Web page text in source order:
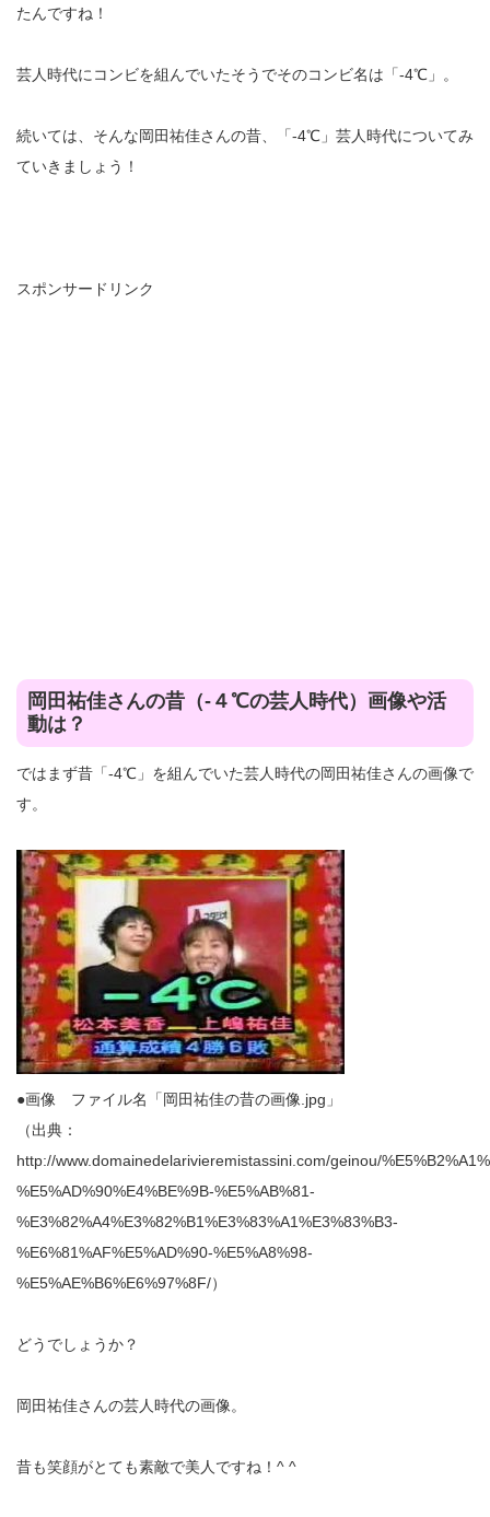
たんですね！
芸人時代にコンビを組んでいたそうでそのコンビ名は「-4℃」。
続いては、そんな岡田祐佳さんの昔、「-4℃」芸人時代についてみ
ていきましょう！
スポンサードリンク
岡田祐佳さんの昔（-４℃の芸人時代）画像や活
動は？
ではまず昔「-4℃」を組んでいた芸人時代の岡田祐佳さんの画像で
す。
●画像 ファイル名「岡田祐佳の昔の画像.jpg」
（出典：
http://www.domainedelarivieremistassini.com/geinou/
%E5%AD%90%E4%BE%9B-%E5%AB%81-
%E3%82%A4%E3%82%B1%E3%83%A1%E3%83%B3-
%E6%81%AF%E5%AD%90-%E5%A8%98-
%E5%AE%B6%E6%97%8F/）
どうでしょうか？
岡田祐佳さんの芸人時代の画像。
昔も笑顔がとても素敵で美人ですね！^ ^